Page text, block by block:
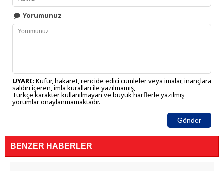
Yorumunuz
UYARI: Küfür, hakaret, rencide edici cümleler veya imalar, inançlara
saldırı içeren, imla kuralları ile yazılmamış,
Türkçe karakter kullanılmayan ve büyük harflerle yazılmış
yorumlar onaylanmamaktadır.
Gönder
BENZER HABERLER